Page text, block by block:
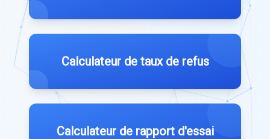
Calculateur de taux de refus
Calculateur de rapport d'essai